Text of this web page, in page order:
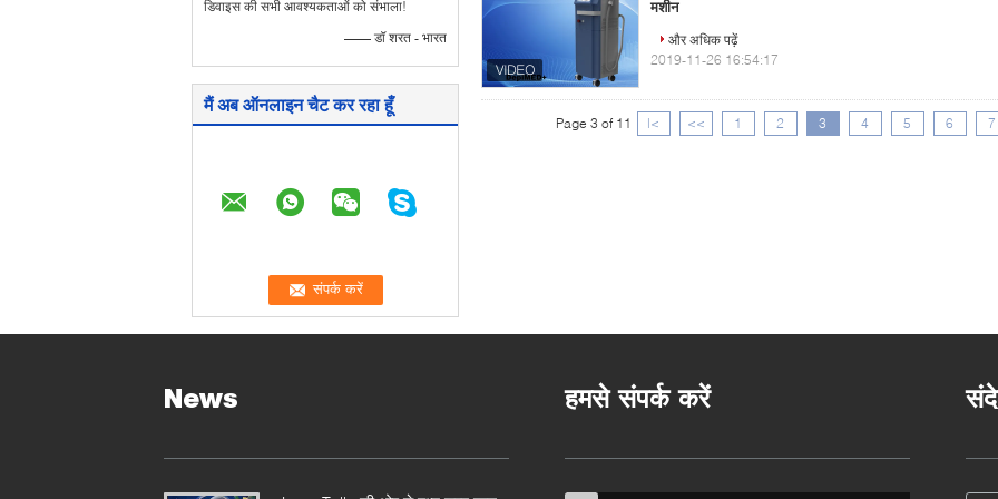
डिवाइस की सभी आवश्यकताओं को संभाला!
—— डॉ शरत - भारत
मैं अब ऑनलाइन चैट कर रहा हूँ
मशीन
और अधिक पढ़ें
2019-11-26 16:54:17
Page 3 of 11 |< << 1 2 3 4 5 6 7
News हमसे संपर्क करें